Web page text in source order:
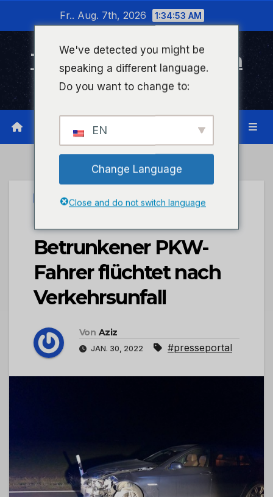
wechseln
Fr.. Aug. 7th, 2026 1:34:53 AM
Timeline Bad Kreuznach
Infonetzwerk für Bad Kreuznach
PRESSEPORTAL
POL-PDKH:
Betrunkener PKW-
Fahrer flüchtet nach
Verkehrsunfall
Von Aziz
JAN. 30, 2022 #presseportal
We've detected you might be
speaking a different language.
Do you want to change to:
EN
Change Language
Close and do not switch language